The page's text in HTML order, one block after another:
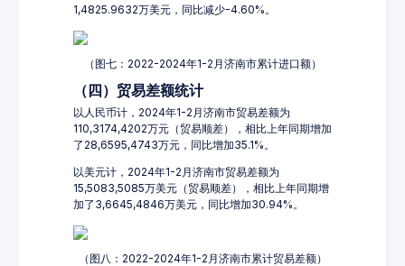
1,4825.9632万美元，同比减少-4.60%。
（图七：2022-2024年1-2月济南市累计进口额）
（四）贸易差额统计
以人民币计，2024年1-2月济南市贸易差额为
110,3174,4202万元（贸易顺差），相比上年同期增加
了28,6595,4743万元，同比增加35.1%。
以美元计，2024年1-2月济南市贸易差额为
15,5083,5085万美元（贸易顺差），相比上年同期增
加了3,6645,4846万美元，同比增加30.94%。
（图八：2022-2024年1-2月济南市累计贸易差额）